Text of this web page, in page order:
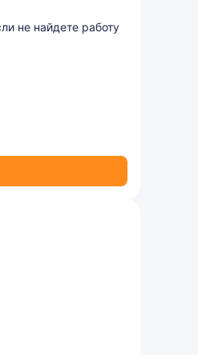
не найдете работу